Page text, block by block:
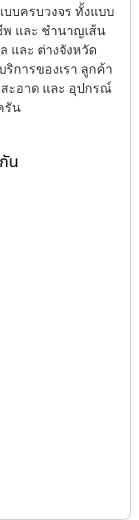
บครบวงจร ทั้งแบบ
พ และ ชำนาญเส้น
และ ต่างจังหวัด
การของเรา ลูกค้า
ะอาด และ อุปกรณ์
รัน
น